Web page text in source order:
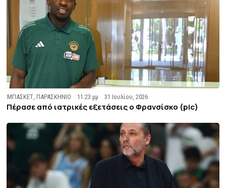
ΜΠΑΣΚΕΤ ,ΠΑΡΑΣΚΗΝΙΟ 11:23 μμ 31 Ιουλίου, 2026
Πέρασε από ιατρικές εξετάσεις ο Φρανσίσκο (pic)